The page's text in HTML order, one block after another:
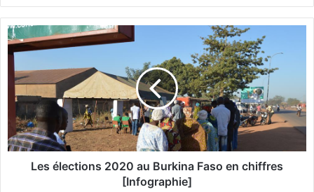
bsi
te
L
e
t
i
Les élections 2020 au Burkina Faso en chiffres
[Infographie]